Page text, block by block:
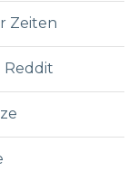
Zeiten
Reddit